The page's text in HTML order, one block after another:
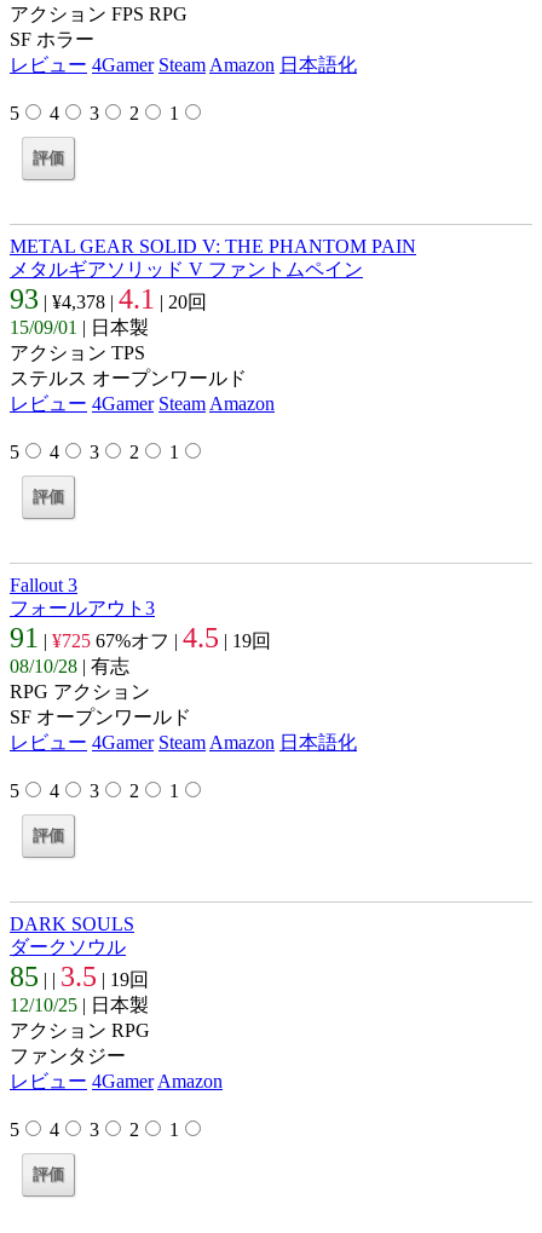
アクション FPS RPG
SF ホラー
レビュー 4Gamer Steam Amazon 日本語化
5 4 3 2 1
METAL GEAR SOLID V: THE PHANTOM PAIN
メタルギアソリッド V ファントムペイン
93 | ¥4,378 | 4.1 | 20回
15/09/01 | 日本製
アクション TPS
ステルス オープンワールド
レビュー 4Gamer Steam Amazon
5 4 3 2 1
Fallout 3
フォールアウト3
91 | ¥725 67%オフ | 4.5 | 19回
08/10/28 | 有志
RPG アクション
SF オープンワールド
レビュー 4Gamer Steam Amazon 日本語化
5 4 3 2 1
DARK SOULS
ダークソウル
85 | | 3.5 | 19回
12/10/25 | 日本製
アクション RPG
ファンタジー
レビュー 4Gamer Amazon
5 4 3 2 1